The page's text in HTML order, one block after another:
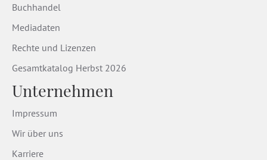
Buchhandel
Mediadaten
Rechte und Lizenzen
Gesamtkatalog Herbst 2026
Unternehmen
Impressum
Wir über uns
Karriere